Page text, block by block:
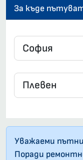
За къде
Уважаеми
Поради